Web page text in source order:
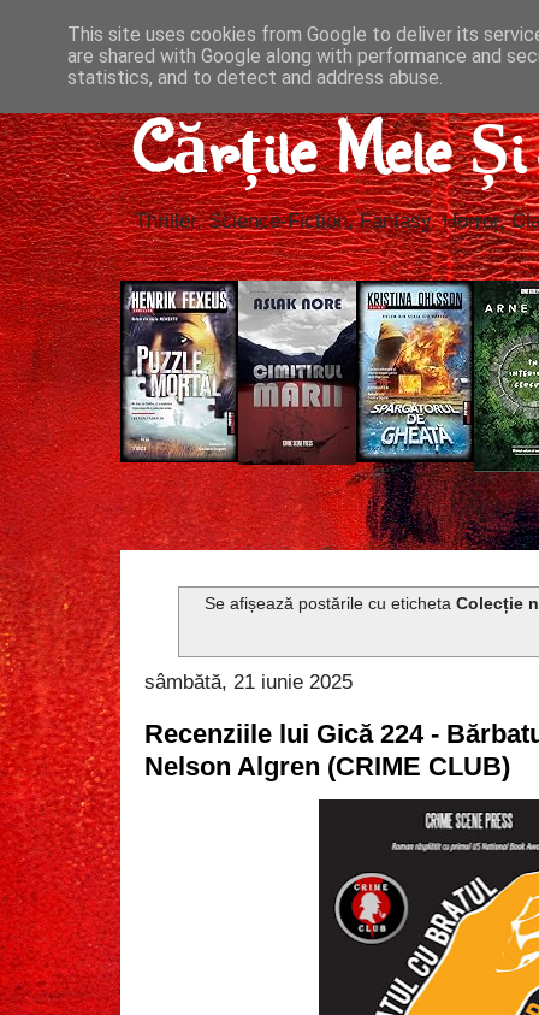
Cărțile Mele
Thriller, Science-Fiction, Fantasy, Horror,
Se afișează postările cu etichetaColecție
sâmbătă, 21 iunie 2025
Recenziile lui Gică 224 -
Nelson Algren (CRIME CLUB)
This site uses cookies from Google to deliver its
are shared with Google along with performance and
statistics, and to detect and address abuse.